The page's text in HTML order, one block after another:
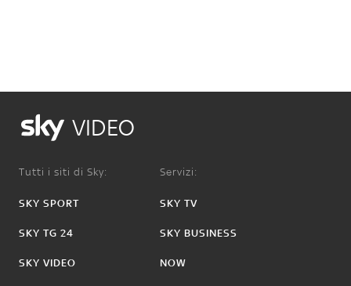
VIDEO
Tutti i siti di Sky:
SKY SPORT
SKY TG 24
SKY VIDEO
Servizi:
SKY TV
SKY BUSINESS
NOW